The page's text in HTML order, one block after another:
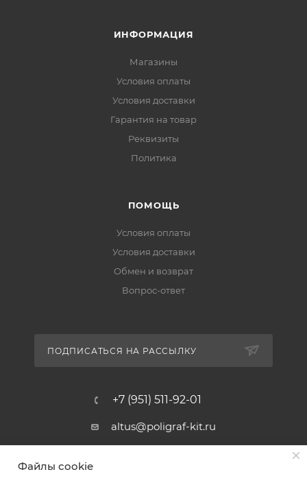
ИНФОРМАЦИЯ
Магазины
Условия оплаты
Условия доставки
Гарантия на товар
Реквизиты
Политика
ПОМОЩЬ
Условия оплаты
Условия доставки
Обмен и возврат
Вопрос-ответ
ПОДПИСАТЬСЯ НА РАССЫЛКУ
+7 (951) 511-92-01
altus@poligraf-kit.ru
Ростовская обл, Аксайский р-н,
Файлы cookie